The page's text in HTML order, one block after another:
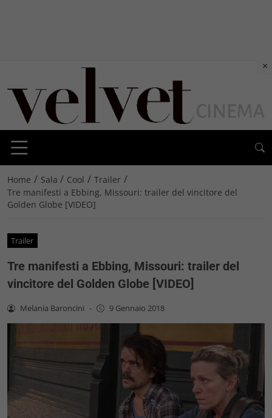
Home / Sala / Cool / Trailer /
Tre manifesti a Ebbing, Missouri: trailer del vincitore del
Golden Globe [VIDEO]
Trailer
Tre manifesti a Ebbing, Missouri: trailer del
vincitore del Golden Globe [VIDEO]
Melania Baroncini - 9 Gennaio 2018
×